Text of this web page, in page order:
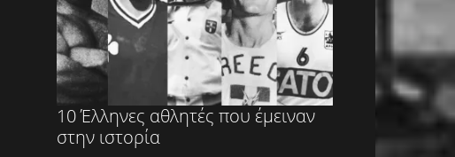
10 Έλληνες αθλητές που έμειναν
στην ιστορία